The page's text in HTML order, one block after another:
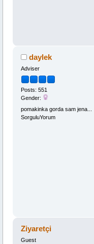
daylek
Adviser
Posts: 551
Gender:
pomakinka gorda sam jena...
SorguluYorum
Ziyaretçi
Guest